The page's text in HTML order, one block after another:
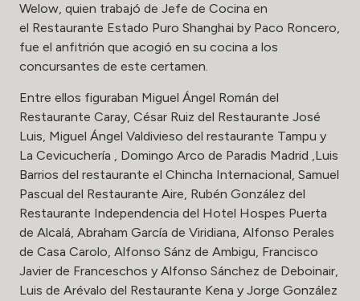
Welow, quien trabajó de Jefe de Cocina en
el Restaurante Estado Puro Shanghai by Paco Roncero,
fue el anfitrión que acogió en su cocina a los
concursantes de este certamen.
Entre ellos figuraban Miguel Ángel Román del
Restaurante Caray, César Ruiz del Restaurante José
Luis, Miguel Ángel Valdivieso del restaurante Tampu y
La Cevicuchería , Domingo Arco de Paradis Madrid ,Luis
Barrios del restaurante el Chincha Internacional, Samuel
Pascual del Restaurante Aire, Rubén González del
Restaurante Independencia del Hotel Hospes Puerta
de Alcalá, Abraham García de Viridiana, Alfonso Perales
de Casa Carolo, Alfonso Sánz de Ambigu, Francisco
Javier de Franceschos y Alfonso Sánchez de Deboinair,
Luis de Arévalo del Restaurante Kena y Jorge González